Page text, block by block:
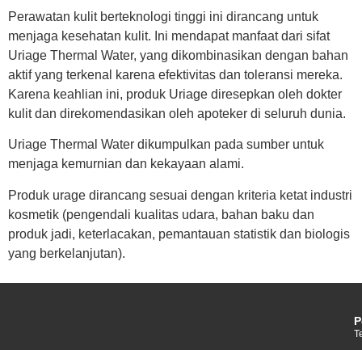
Perawatan kulit berteknologi tinggi ini dirancang untuk
menjaga kesehatan kulit. Ini mendapat manfaat dari sifat
Uriage Thermal Water, yang dikombinasikan dengan bahan
aktif yang terkenal karena efektivitas dan toleransi mereka.
Karena keahlian ini, produk Uriage diresepkan oleh dokter
kulit dan direkomendasikan oleh apoteker di seluruh dunia.
Uriage Thermal Water dikumpulkan pada sumber untuk
menjaga kemurnian dan kekayaan alami.
Produk urage dirancang sesuai dengan kriteria ketat industri
kosmetik (pengendali kualitas udara, bahan baku dan
produk jadi, keterlacakan, pemantauan statistik dan biologis
yang berkelanjutan).